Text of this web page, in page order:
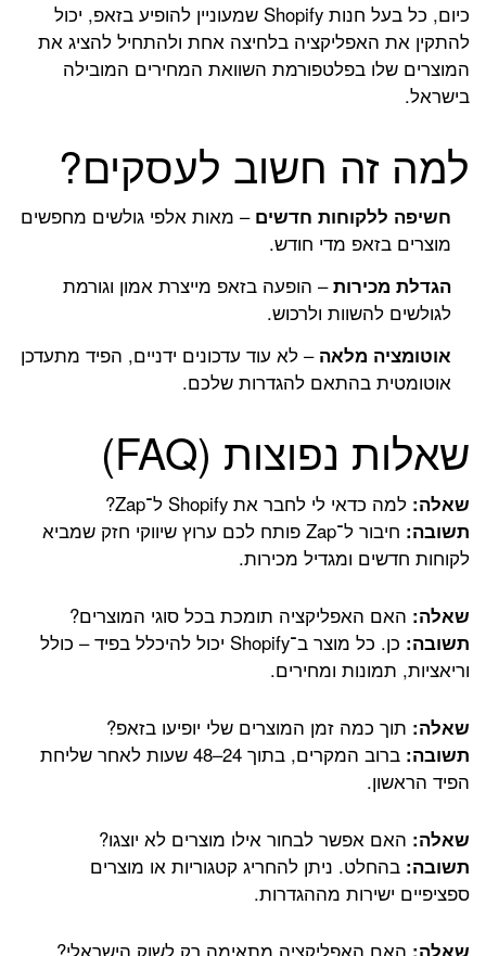
כיום, כל בעל חנות Shopify שמעוניין להופיע בזאפ, יכול
להתקין את האפליקציה בלחיצה אחת ולהתחיל להציג את
המוצרים שלו בפלטפורמת השוואת המחירים המובילה
בישראל.
למה זה חשוב לעסקים?
חשיפה ללקוחות חדשים – מאות אלפי גולשים מחפשים
מוצרים בזאפ מדי חודש.
הגדלת מכירות– הופעה בזאפ מייצרת אמון וגורמת
לגולשים להשוות ולרכוש.
אוטומציה מלאה – לא עוד עדכונים ידניים, הפיד מתעדכן
אוטומטית בהתאם להגדרות שלכם.
שאלות נפוצות (FAQ)
שאלה: למה כדאי לי לחבר את Shopify ל־Zap?
תשובה:
חיבור ל־Zap פותח לכם ערוץ שיווקי חזק שמביא
לקוחות חדשים ומגדיל מכירות.
שאלה: האם האפליקציה תומכת בכל סוגי המוצרים?
תשובה:
כן. כל מוצר ב־Shopify יכול להיכלל בפיד – כולל
וריאציות, תמונות ומחירים.
שאלה: תוך כמה זמן המוצרים שלי יופיעו בזאפ?
תשובה:
ברוב המקרים, בתוך 24–48 שעות לאחר שליחת
הפיד הראשון.
שאלה: האם אפשר לבחור אילו מוצרים לא יוצגו?
תשובה: בהחלט. ניתן להחריג קטגוריות או מוצרים
ספציפיים ישירות מההגדרות.
שאלה: האם האפליקציה מתאימה רק לשוק הישראלי?